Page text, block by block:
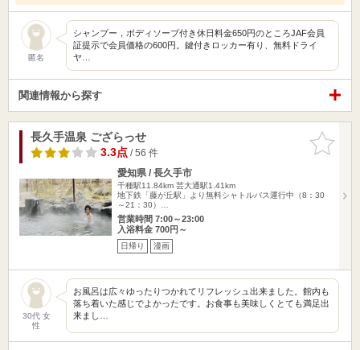
匿名
シャンプー，ボディソープ付き休日料金650円のところJAF会員
証提示で会員価格の600円。鍵付きロッカー有り、無料ドライ
ヤ…
関連情報から探す
お気に入
りに追加
長久手温泉 ござらっせ
3.3点/ 56 件
愛知県 / 長久手市
千種駅11.84km 芸大通駅1.41km
地下鉄「藤が丘駅」より無料シャトルバス運行中（8：30
～21：30）…
営業時間 7:00～23:00
入浴料金 700円～
日帰り 漫画
30代 女
性
お風呂は広々ゆったりつかれてリフレッシュ出来ました。館内も
落ち着いた感じでよかったです。お食事も美味しくとても満足出
来まし…